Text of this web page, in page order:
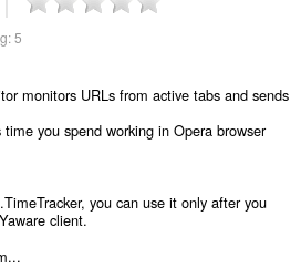
5
monitors URLs from active tabs and sends
you spend working in Opera browser
you can use it only after you
client.